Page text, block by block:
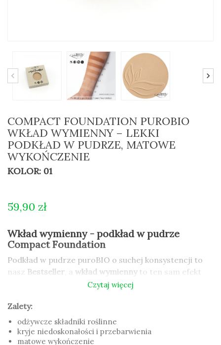
COMPACT FOUNDATION PUROBIO
WKŁAD WYMIENNY – LEKKI
PODKŁAD W PUDRZE, MATOWE
WYKOŃCZENIE
KOLOR: 01
59,90 zł
Wkład wymienny - podkład w pudrze
Compact Foundation
Podkład w pudrze puroBIO o suchej konsystencji to
nasz Bestseller , a wkład wymiennyto ten sam efekt
mniej plastiku, mniej odpadów w
Podkład w pudrze j
maśrednie krycie, które można budować. Zawartość
micy i krzemionki sprawia, że świetnie sprawdza się
dla cery normlanej i tłustej. Formuła wzbogacona o
Czytaj więcej
Zalety:
odżywcze składniki roślinne
kryje niedoskonałości i przebarwienia
matowe wykończenie